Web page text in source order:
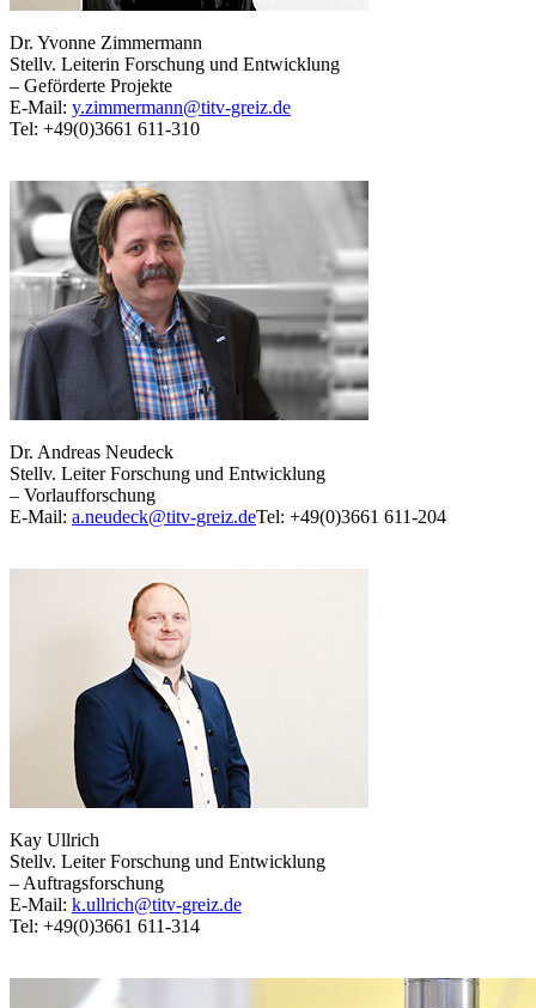
Dr. Yvonne Zimmermann
Stellv. Leiterin Forschung und Entwicklung
– Geförderte Projekte
E-Mail: y.zimmermann@titv-greiz.de
Tel: +49(0)3661 611-310
Dr. Andreas Neudeck
Stellv. Leiter Forschung und Entwicklung
– Vorlaufforschung
E-Mail: a.neudeck@titv-greiz.deTel: +49(0)3661 611-204
Kay Ullrich
Stellv. Leiter Forschung und Entwicklung
– Auftragsforschung
E-Mail: k.ullrich@titv-greiz.de
Tel: +49(0)3661 611-314